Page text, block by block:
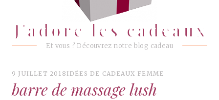
J'adore les cadeaux
Et vous ? Découvrez notre blog cadeau
9 JUILLET 2018 IDÉES DE CADEAUX FEMME
barre de massage lush